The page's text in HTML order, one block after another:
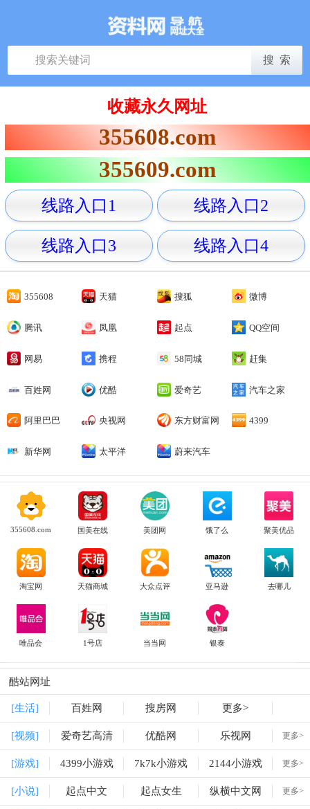
收藏永久网址
355608.com
355609.com
线路入口1 线路入口2
线路入口3 线路入口4
355608 天猫 搜狐 微博
腾讯 凤凰 起点 QQ空间
网易 携程 58同城 赶集
百姓网 优酷 爱奇艺 汽车之家
阿里巴巴 央视网 东方财富网 4399
新华网 太平洋 蔚来汽车
355608.com 国美在线 美团网 饿了么 聚美优品
淘宝网 天猫商城 大众点评 亚马逊 去哪儿
唯品会 1号店 当当网 银泰
酷站网址
[生活] 百姓网 搜房网 更多>
[视频] 爱奇艺高清 优酷网 乐视网 更多>
[游戏] 4399小游戏 7k7k小游戏 2144小游戏 更多>
[小说] 起点中文 起点女生 纵横中文网 更多>